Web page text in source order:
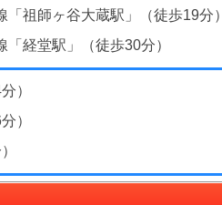
「祖師ヶ谷大蔵駅」（徒歩19分）
「経堂駅」（徒歩30分）
）
）